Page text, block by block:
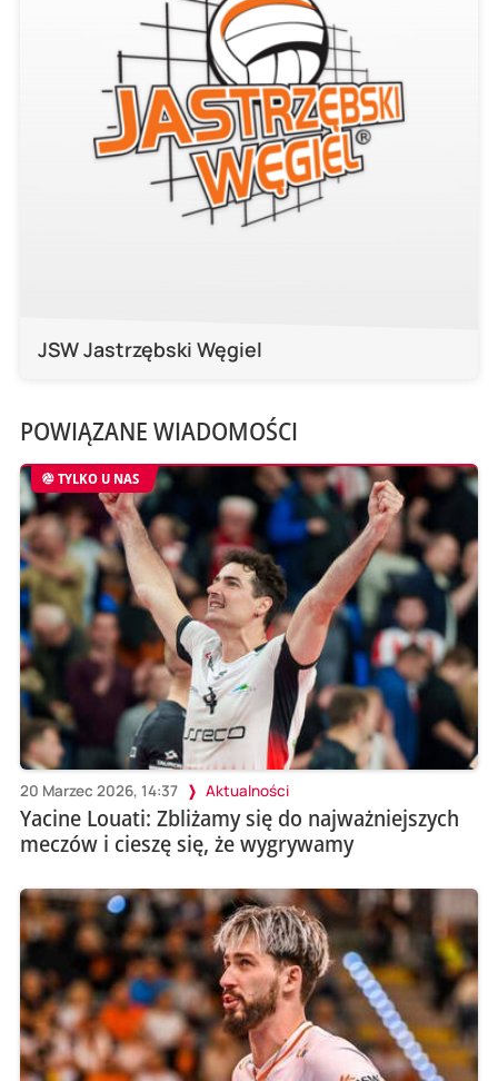
JSW Jastrzębski Węgiel
POWIĄZANE WIADOMOŚCI
TYLKO U NAS
20 Marzec 2026, 14:37 Aktualności
Yacine Louati: Zbliżamy się do najważniejszych
meczów i cieszę się, że wygrywamy